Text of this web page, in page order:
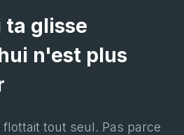
ta glisse
n'est plus
tout seul. Pas parce